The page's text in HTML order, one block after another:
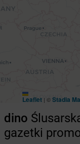
Leaflet | ©Stadia
dino
gazetki